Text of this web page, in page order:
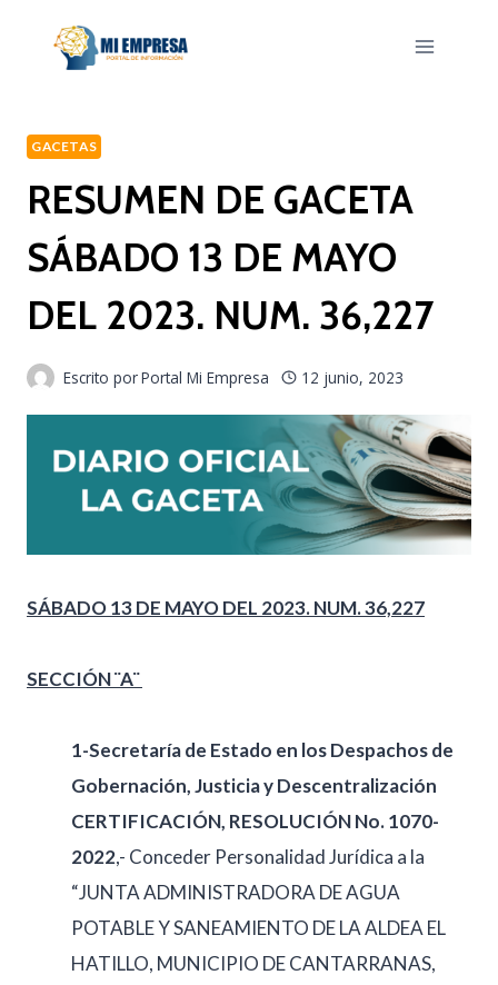
GACETAS
RESUMEN DE GACETA
SÁBADO 13 DE MAYO
DEL 2023. NUM. 36,227
Escrito porPortal Mi Empresa 12 junio, 2023
SÁBADO 13 DE MAYO DEL 2023. NUM. 36,227
SECCIÓN ¨A¨
1-Secretaría de Estado en los Despachos de
Gobernación, Justicia y Descentralización
CERTIFICACIÓN, RESOLUCIÓN No. 1070-
2022,- Conceder Personalidad Jurídica a la
“JUNTA ADMINISTRADORA DE AGUA
POTABLE Y SANEAMIENTO DE LA ALDEA EL
HATILLO, MUNICIPIO DE CANTARRANAS,